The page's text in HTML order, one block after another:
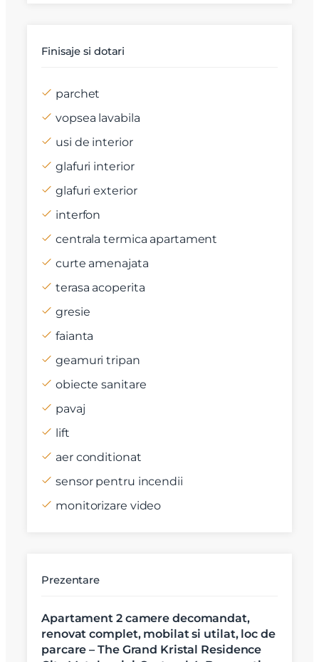
Finisaje si dotari
parchet
vopsea lavabila
usi de interior
glafuri interior
glafuri exterior
interfon
centrala termica apartament
curte amenajata
terasa acoperita
gresie
faianta
geamuri tripan
obiecte sanitare
pavaj
lift
aer conditionat
sensor pentru incendii
monitorizare video
Prezentare
Apartament 2 camere decomandat,
renovat complet, mobilat si utilat, loc de
parcare – The Grand Kristal Residence